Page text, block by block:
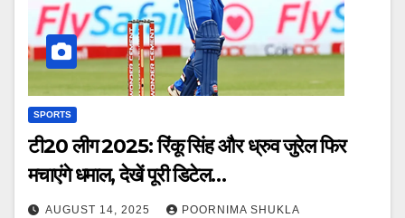
SPORTS
टी20 लीग 2025: रिंकू सिंह और ध्रुव जुरेल फिर
मचाएंगे धमाल, देखें पूरी डिटेल…
AUGUST 14, 2025 POORNIMA SHUKLA